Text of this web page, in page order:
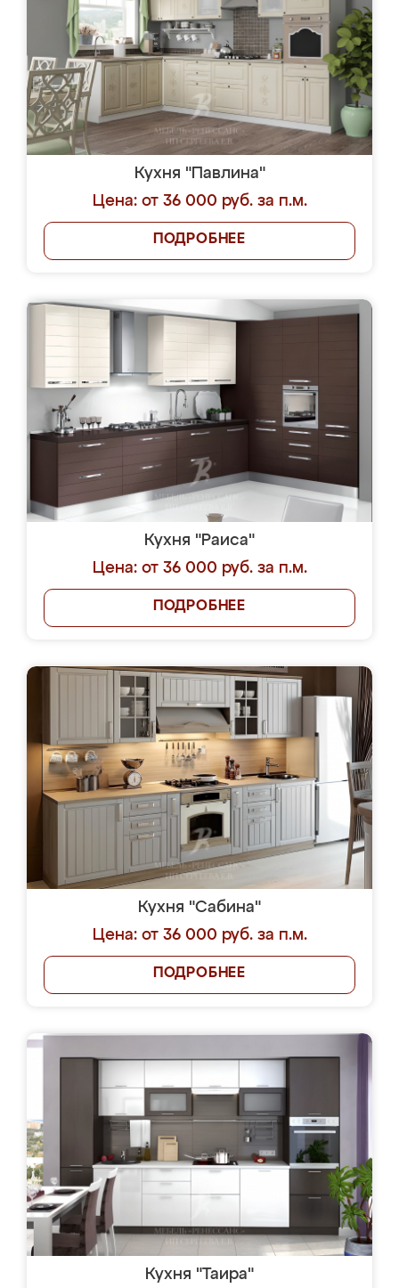
Кухня "Павлина"
Цена: от 36 000 руб. за п.м.
ПОДРОБНЕЕ
Кухня "Раиса"
Цена: от 36 000 руб. за п.м.
ПОДРОБНЕЕ
Кухня "Сабина"
Цена: от 36 000 руб. за п.м.
ПОДРОБНЕЕ
Кухня "Таира"